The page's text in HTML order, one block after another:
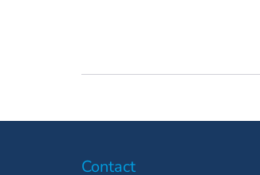
Contact